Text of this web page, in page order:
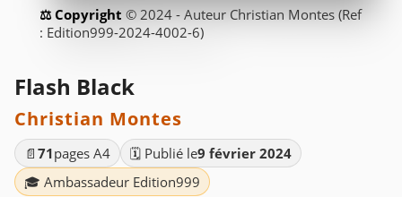
© 2024 - Auteur Christian Montes (Ref
: Edition999-2024-4002-6)
Flash Black
Christian Montes
📄 71pages A4 🗓️ Publié le9 février 2024
🎓 Ambassadeur Edition999